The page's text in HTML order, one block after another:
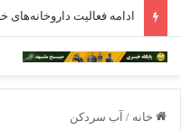
خانه / آب سردکن